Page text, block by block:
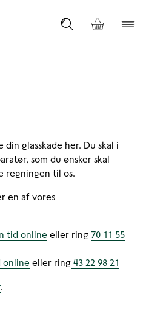
glasskade her. Du skal i
som du ønsker skal
regningen til os.
en af vores
tid online eller ring 70 11 55
online eller ring 43 22 98 21
.